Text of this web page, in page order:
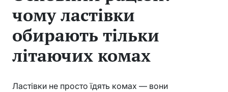
чому ластівки
обирають тільки
літаючих комах
Ластівки не просто їдять комах — вони